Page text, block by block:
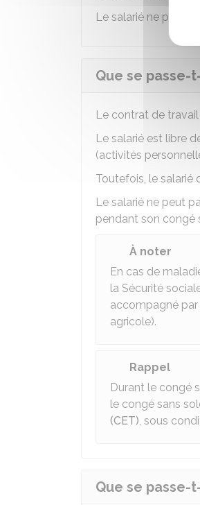
Le salarié ne
Que se passe-
Le contrat de
Le salarié est libre
(activités
Toutefois, le
Le salarié ne peut
pendant son congé
À noter
En cas de
la Sécurité
accompagné
agricole).
Rappel
Durant le congé
le congé sans
(CET), sous
Que se passe-